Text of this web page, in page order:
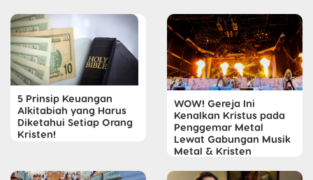
5 Prinsip Keuangan
Alkitabiah yang Harus
Diketahui Setiap Orang
Kristen!
WOW! Gereja Ini
Kenalkan Kristus pada
Penggemar Metal
Lewat Gabungan Musik
Metal & Kristen